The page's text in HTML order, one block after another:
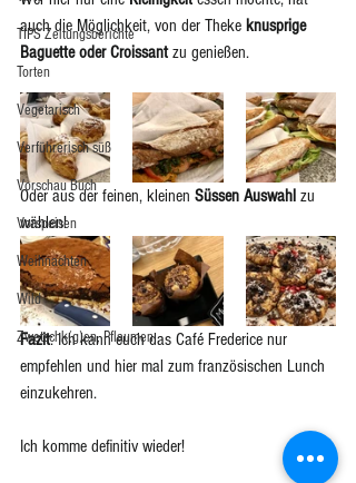
TIPS Zeitungsberichte
Torten
Vegetarisch
Verführerisch süß
Vorschau Buch
Vorspeisen
Weihnachten
Wild
Zwetschk(g)en, Pflaumen
auch die Möglichkeit, von der Theke knusprige
Baguette oder Croissant zu genießen.
Oder aus der feinen, kleinen Süssen Auswahl zu
wählen!
Fazit: Ich kann euch das Café Frederice nur
empfehlen und hier mal zum französischen Lunch
einzukehren.
Ich komme definitiv wieder!